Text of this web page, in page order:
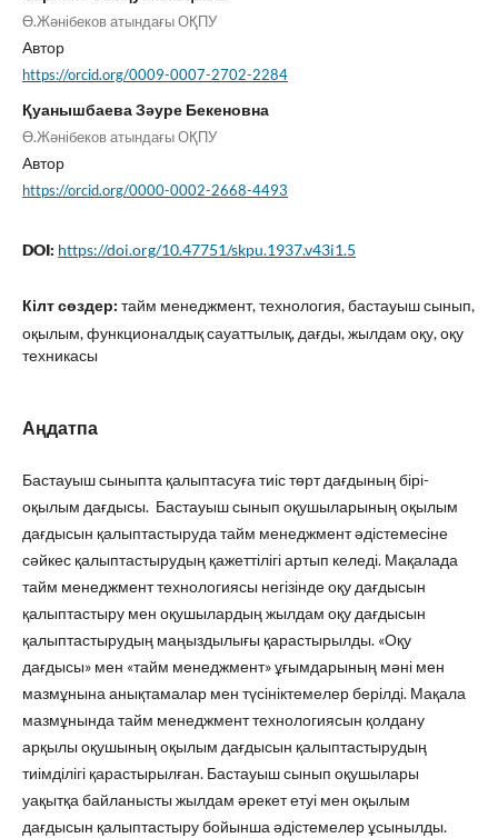
Ө.Жәнібеков атындағы ОҚПУ
Автор
https://orcid.org/0009-0007-2702-2284
Қуанышбаева Зәуре Бекеновна
Ө.Жәнібеков атындағы ОҚПУ
Автор
https://orcid.org/0000-0002-2668-4493
DOI: https://doi.org/10.47751/skpu.1937.v43i1.5
Кілт сөздер: тайм менеджмент, технология, бастауыш сынып,
оқылым, функционалдық сауаттылық, дағды, жылдам оқу, оқу
техникасы
Аңдатпа
Бастауыш сыныпта қалыптасуға тиіс төрт дағдының бірі-
оқылым дағдысы. Бастауыш сынып оқушыларының оқылым
дағдысын қалыптастыруда тайм менеджмент әдістемесіне
сәйкес қалыптастырудың қажеттілігі артып келеді. Мақалада
тайм менеджмент технологиясы негізінде оқу дағдысын
қалыптастыру мен оқушылардың жылдам оқу дағдысын
қалыптастырудың маңыздылығы қарастырылды. «Оқу
дағдысы» мен «тайм менеджмент» ұғымдарының мәні мен
мазмұнына анықтамалар мен түсініктемелер берілді. Мақала
мазмұнында тайм менеджмент технологиясын қолдану
арқылы оқушының оқылым дағдысын қалыптастырудың
тиімділігі қарастырылған. Бастауыш сынып оқушылары
уақытқа байланысты жылдам әрекет етуі мен оқылым
дағдысын қалыптастыру бойынша әдістемелер ұсынылды.